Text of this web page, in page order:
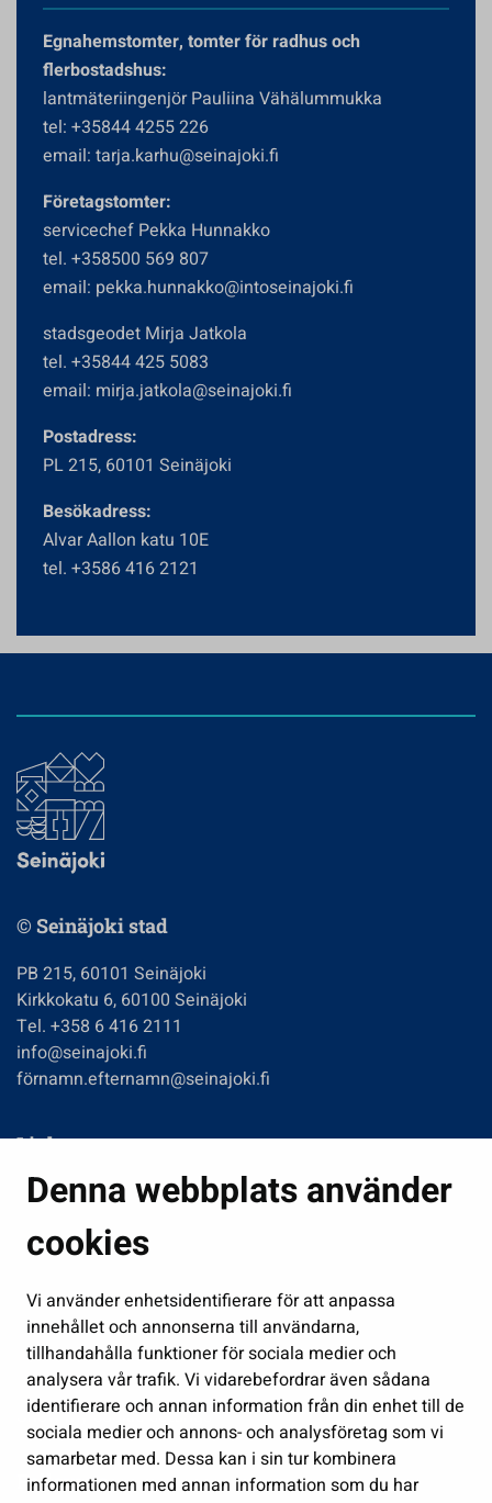
Denna webbplats använder
cookies
Vi använder enhetsidentifierare för att anpassa
innehållet och annonserna till användarna,
tillhandahålla funktioner för sociala medier och
analysera vår trafik. Vi vidarebefordrar även sådana
identifierare och annan information från din enhet till de
sociala medier och annons- och analysföretag som vi
samarbetar med. Dessa kan i sin tur kombinera
informationen med annan information som du har
Egnahemstomter, tomter för radhus och
flerbostadshus:
lantmäteriingenjör Pauliina Vähälummukka
tel: +35844 4255 226
email: tarja.karhu@seinajoki.fi
Företagstomter:
servicechef Pekka Hunnakko
tel. +358500 569 807
email: pekka.hunnakko@intoseinajoki.fi
stadsgeodet Mirja Jatkola
tel. +35844 425 5083
email: mirja.jatkola@seinajoki.fi
Postadress:
PL 215, 60101 Seinäjoki
Besökadress:
Alvar Aallon katu 10E
tel. +3586 416 2121
© Seinäjoki stad
PB 215, 60101 Seinäjoki
Kirkkokatu 6, 60100 Seinäjoki
Tel. +358 6 416 2111
info@seinajoki.fi
förnamn.efternamn@seinajoki.fi
Links
Boende och miljö
Fostran och utbildning
Förvaltning
Jobb och företagsamhet
Delta och sköt ärenden
Show my cookie settings
Follow us